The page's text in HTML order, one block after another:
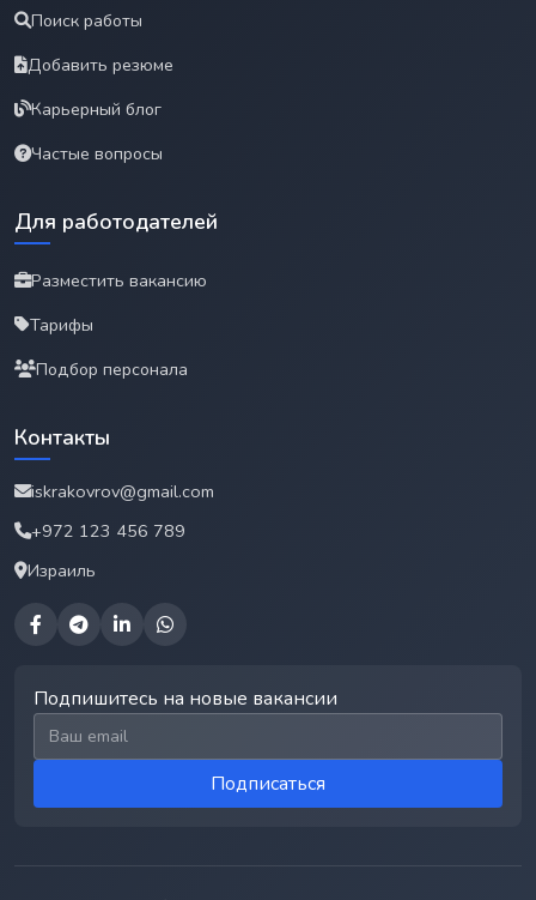
Поиск работы
Добавить резюме
Карьерный блог
Частые вопросы
Для работодателей
Разместить вакансию
Тарифы
Подбор персонала
Контакты
iskrakovrov@gmail.com
+972 123 456 789
Израиль
Подпишитесь на новые вакансии
Email для подписки
Подписаться